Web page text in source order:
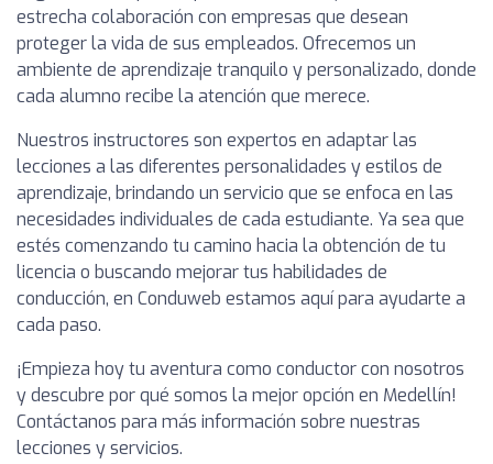
estrecha colaboración con empresas que desean
proteger la vida de sus empleados. Ofrecemos un
ambiente de aprendizaje tranquilo y personalizado, donde
cada alumno recibe la atención que merece.
Nuestros instructores son expertos en adaptar las
lecciones a las diferentes personalidades y estilos de
aprendizaje, brindando un servicio que se enfoca en las
necesidades individuales de cada estudiante. Ya sea que
estés comenzando tu camino hacia la obtención de tu
licencia o buscando mejorar tus habilidades de
conducción, en Conduweb estamos aquí para ayudarte a
cada paso.
¡Empieza hoy tu aventura como conductor con nosotros
y descubre por qué somos la mejor opción en Medellín!
Contáctanos para más información sobre nuestras
lecciones y servicios.